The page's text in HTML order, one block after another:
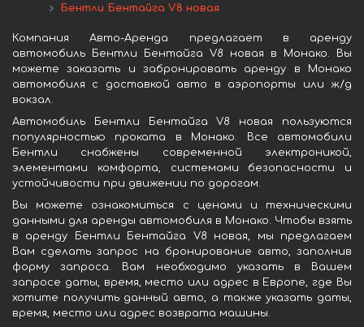
Бентли Бентайга V8 новая
Компания Авто-Аренда предлагает в аренду
автомобиль Бентли Бентайга V8 новая в Монако. Вы
можете заказать и забронировать аренду в Монако
автомобиля с доставкой авто в аэропорты или ж/д
вокзал.
Автомобиль Бентли Бентайга V8 новая пользуются
популярностью проката в Монако. Все автомобили
Бентли снабжены современной электроникой,
элементами комфорта, системами безопасности и
устойчивости при движении по дорогам.
Вы можете ознакомиться с ценами и техническими
данными для аренды автомобиля в Монако. Чтобы взять
в аренду Бентли Бентайга V8 новая, мы предлагаем
Вам сделать запрос на бронирование авто, заполнив
форму запроса. Вам необходимо указать в Вашем
запросе даты, время, место или адрес в Европе, где Вы
хотите получить данный авто, а также указать даты,
время, место или адрес возврата машины.